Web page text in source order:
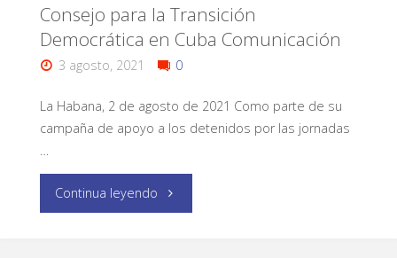
Consejo para la Transición
Democrática en Cuba Comunicación
3 agosto, 2021 0
La Habana, 2 de agosto de 2021 Como parte de su
campaña de apoyo a los detenidos por las jornadas
Continua leyendo